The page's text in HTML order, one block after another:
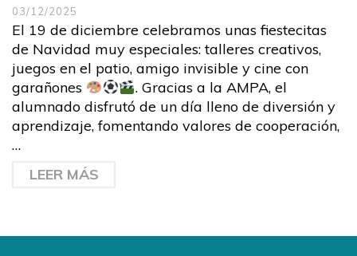
03/12/2025
El 19 de diciembre celebramos unas fiestecitas
de Navidad muy especiales: talleres creativos,
juegos en el patio, amigo invisible y cine con
garañones
. Gracias a la AMPA, el
alumnado disfrutó de un día lleno de diversión y
aprendizaje, fomentando valores de cooperación,
…
LEER MÁS